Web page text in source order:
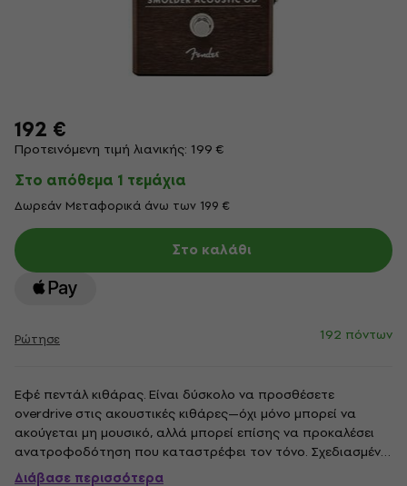
192 €
Προτεινόμενη τιμή λιανικής: 199 €
Στο απόθεμα 1 τεμάχια
Δωρεάν Μεταφορικά άνω των 199 €
Στο καλάθι
Ρώτησε 192 πόντων
Εφέ πεντάλ κιθάρας. Είναι δύσκολο να προσθέσετε
overdrive στις ακουστικές κιθάρες—όχι μόνο μπορεί να
ακούγεται μη μουσικό, αλλά μπορεί επίσης να προκαλέσει
ανατροφοδότηση που καταστρέφει τον τόνο. Σχεδιασμένο
ειδικά για χρήση με ακουστικά όργανα, το πλήρως
Διάβασε περισσότερα